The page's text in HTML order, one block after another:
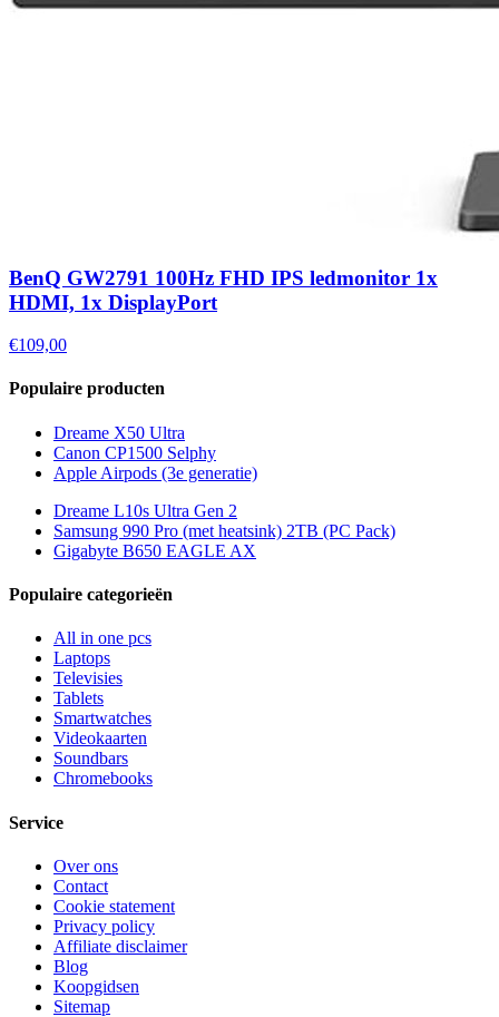
BenQ GW2791 100Hz FHD IPS ledmonitor 1x
HDMI, 1x DisplayPort
€109,00
Populaire producten
Dreame X50 Ultra
Canon CP1500 Selphy
Apple Airpods (3e generatie)
Dreame L10s Ultra Gen 2
Samsung 990 Pro (met heatsink) 2TB (PC Pack)
Gigabyte B650 EAGLE AX
Populaire categorieën
All in one pcs
Laptops
Televisies
Tablets
Smartwatches
Videokaarten
Soundbars
Chromebooks
Service
Over ons
Contact
Cookie statement
Privacy policy
Affiliate disclaimer
Blog
Koopgidsen
Sitemap